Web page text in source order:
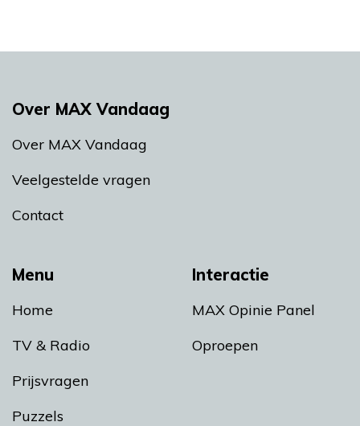
Menu
Home
TV & Radio
Prijsvragen
Puzzels
Interactie
MAX Opinie Panel
Oproepen
Over MAX Vandaag
Over MAX Vandaag
Veelgestelde vragen
Contact